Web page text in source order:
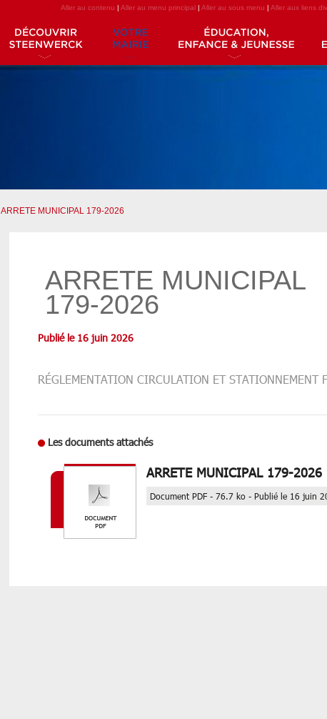
Aller au contenu | Aller au menu principal| Aller au sous menu | Aller aux liens
ARRETE MUNICIPAL 179-2026
ARRETE MUNICIPAL
179-2026
Publié le 16 juin 2026
RÉGLEMENTATION CIRCULATION ET
Les documents attachés
ARRETE MUNICIPAL 179-2026
Document PDF - 76.7 ko - Publié le 16 juin